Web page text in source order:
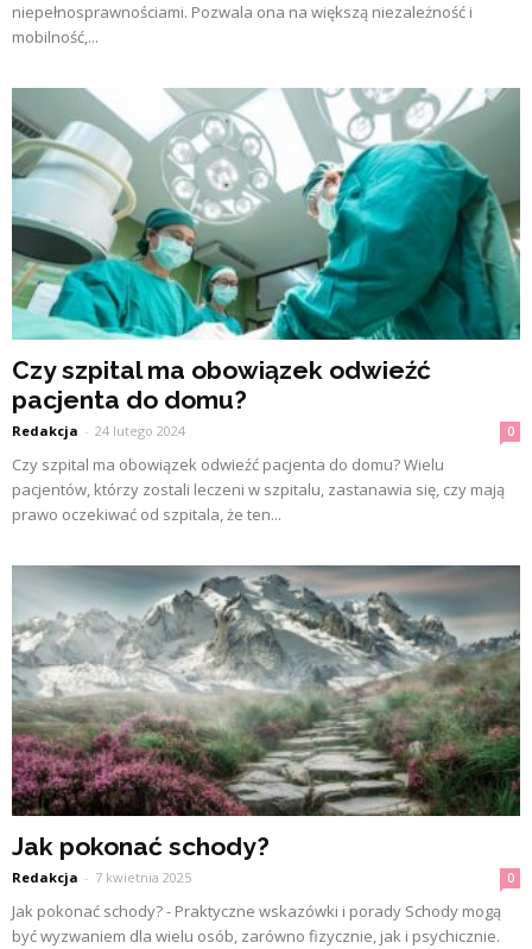
niepełnosprawnościami. Pozwala ona na większą niezależność i
mobilność,...
Czy szpital ma obowiązek odwieźć
pacjenta do domu?
Redakcja - 24 lutego 2024 0
Czy szpital ma obowiązek odwieźć pacjenta do domu? Wielu
pacjentów, którzy zostali leczeni w szpitalu, zastanawia się, czy mają
prawo oczekiwać od szpitala, że ten...
Jak pokonać schody?
Redakcja - 7 kwietnia 2025 0
Jak pokonać schody? - Praktyczne wskazówki i porady Schody mogą
być wyzwaniem dla wielu osób, zarówno fizycznie, jak i psychicznie.